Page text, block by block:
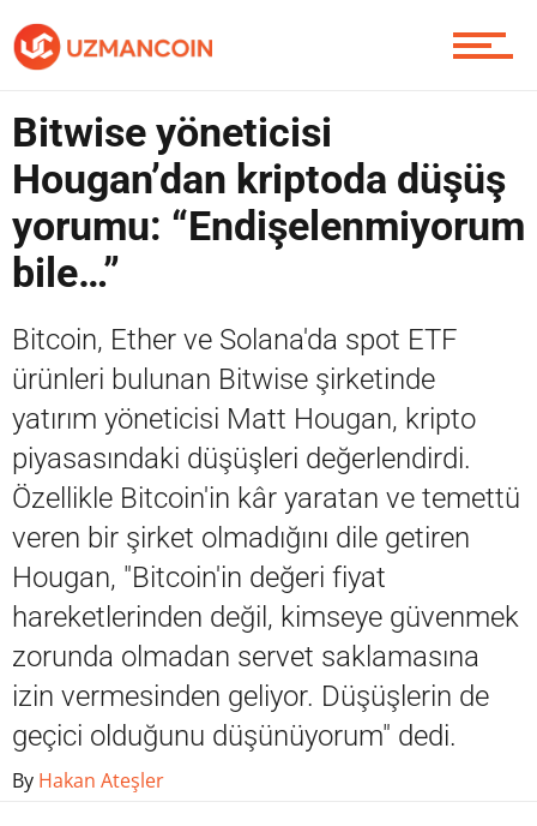
Soru Sor
Contact / İletişim
Bitwise yöneticisi
Hougan’dan kriptoda düşüş
yorumu: “Endişelenmiyorum
bile…”
Bitcoin, Ether ve Solana'da spot ETF
ürünleri bulunan Bitwise şirketinde
yatırım yöneticisi Matt Hougan, kripto
piyasasındaki düşüşleri değerlendirdi.
Özellikle Bitcoin'in kâr yaratan ve temettü
veren bir şirket olmadığını dile getiren
Hougan, "Bitcoin'in değeri fiyat
hareketlerinden değil, kimseye güvenmek
zorunda olmadan servet saklamasına
izin vermesinden geliyor. Düşüşlerin de
geçici olduğunu düşünüyorum" dedi.
By Hakan Ateşler